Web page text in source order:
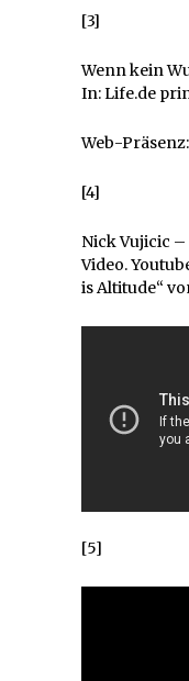
[3]
Wenn kein
In: Life.de
Web-Präsenz:
[4]
Nick Vujicic
Video.
is Altitude“
[5]